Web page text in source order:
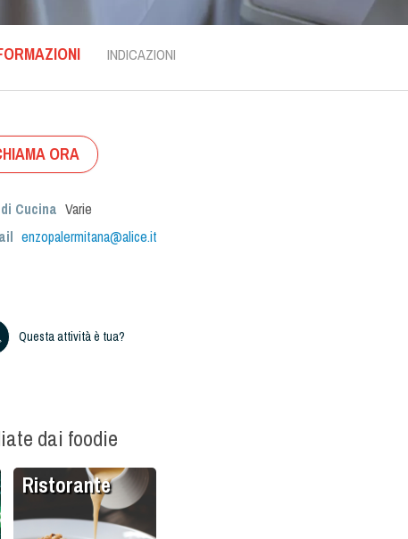
INDICAZIONI
ORA
Cucina Varie
enzopalermitana@alice.it
Questa attività è tua?
dai foodie
Ristorante